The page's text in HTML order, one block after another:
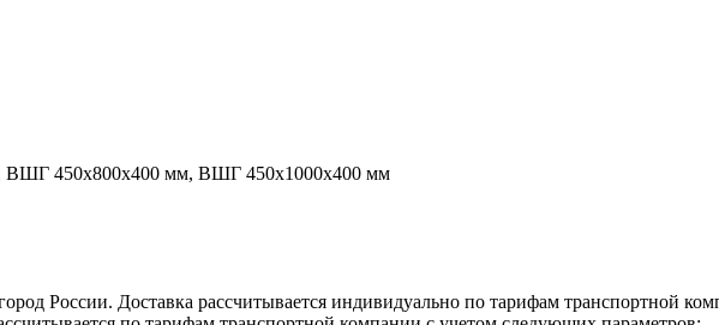
450х800х400 мм, ВШГ 450х1000х400 мм
России. Доставка рассчитывается индивидуально по тарифам транспортной